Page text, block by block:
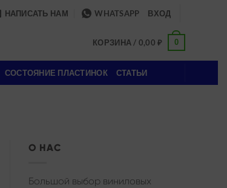
НАПИСАТЬ НАМ WHATSAPP ВХОД
КОРЗИНА / 0,00₽ 0
СОСТОЯНИЕ ПЛАСТИНОК СТАТЬИ
О НАС
Большой выбор виниловых